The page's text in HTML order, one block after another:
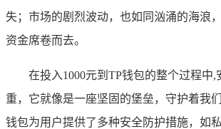
失；市场的剧烈波动，也如同汹涌的海浪
资金席卷而去。
在投入1000元到TP钱包的整个过程中,
重，它就像是一座坚固的堡垒，守护着我
钱包为用户提供了多种安全防护措施，如私